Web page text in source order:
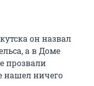
он назвал
а в Доме
прозвали
нашел ничего